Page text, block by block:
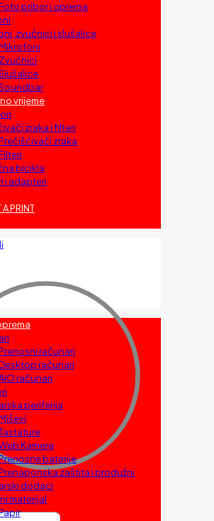
pribor i oprema
zvučnici i slušalice
Zvučnici
vrijeme
zraka i filteri
zraka
bicikla
i adapteri
A PRINT
računari
računari
računari
periferija
Kamere
baterije
zaštita i produžni
dodaci
materijal